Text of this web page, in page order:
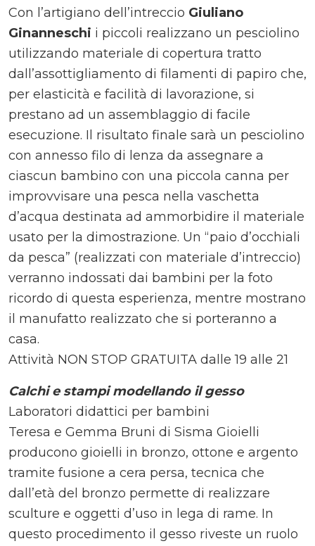
Con l’artigiano dell’intreccio Giuliano
Ginanneschi i piccoli realizzano un pesciolino
utilizzando materiale di copertura tratto
dall’assottigliamento di filamenti di papiro che,
per elasticità e facilità di lavorazione, si
prestano ad un assemblaggio di facile
esecuzione. Il risultato finale sarà un pesciolino
con annesso filo di lenza da assegnare a
ciascun bambino con una piccola canna per
improvvisare una pesca nella vaschetta
d’acqua destinata ad ammorbidire il materiale
usato per la dimostrazione. Un “paio d’occhiali
da pesca” (realizzati con materiale d’intreccio)
verranno indossati dai bambini per la foto
ricordo di questa esperienza, mentre mostrano
il manufatto realizzato che si porteranno a
casa.
Attività NON STOP GRATUITA dalle 19 alle 21
Calchi e stampi modellando il gesso
Laboratori didattici per bambini
Teresa e Gemma Bruni di Sisma Gioielli
producono gioielli in bronzo, ottone e argento
tramite fusione a cera persa, tecnica che
dall’età del bronzo permette di realizzare
sculture e oggetti d’uso in lega di rame. In
questo procedimento il gesso riveste un ruolo